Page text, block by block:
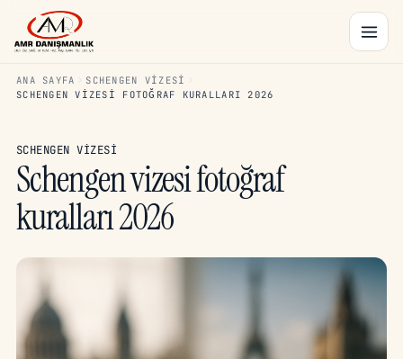
ANA SAYFA
SCHENGEN VIZESI
SCHENGEN VIZESI FOTOĞRAF KURALLARI 2026
SCHENGEN VIZESI
Schengen vizesi fotoğraf
kuralları 2026